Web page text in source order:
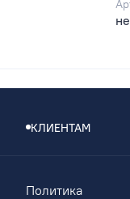
КЛИЕНТАМ
Политика